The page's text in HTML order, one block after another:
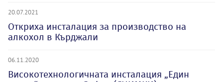
20.07.2021
Откриха инсталация за производство на
алкохол в Кърджали
06.11.2020
Високотехнологичната инсталация „Един